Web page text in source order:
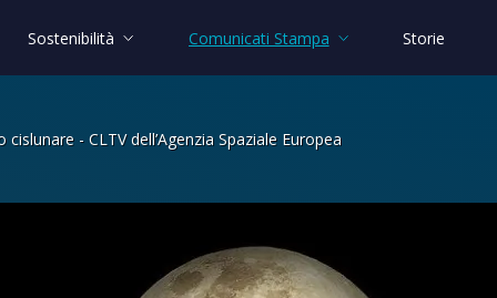
Sostenibilità Comunicati Stampa Storie
- CLTV dell’Agenzia Spaziale Europea